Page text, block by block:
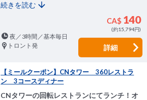
続きを読む
CA$ 140
(約15,794円)
夜／3時間／基本毎日
トロント発
詳細
【ミールクーポン】CNタワー 360レストラ
ン 3コースディナー
CNタワーの回転レストランにてランチ！オ